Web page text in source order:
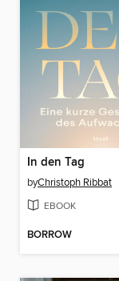
In den Tag
byChristoph Ribbat
EBOOK
BORROW